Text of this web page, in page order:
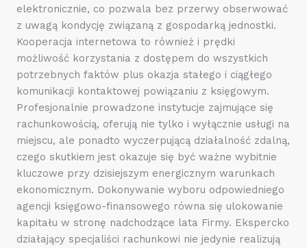
elektronicznie, co pozwala bez przerwy obserwować
z uwagą kondycję związaną z gospodarką jednostki.
Kooperacja internetowa to również i prędki
możliwość korzystania z dostępem do wszystkich
potrzebnych faktów plus okazja stałego i ciągłego
komunikacji kontaktowej powiązaniu z księgowym.
Profesjonalnie prowadzone instytucje zajmujące się
rachunkowością, oferują nie tylko i wyłącznie usługi na
miejscu, ale ponadto wyczerpującą działalność zdalną,
czego skutkiem jest okazuje się być ważne wybitnie
kluczowe przy dzisiejszym energicznym warunkach
ekonomicznym. Dokonywanie wyboru odpowiedniego
agencji księgowo-finansowego równa się ulokowanie
kapitału w stronę nadchodzące lata Firmy. Ekspercko
działający specjaliści rachunkowi nie jedynie realizują